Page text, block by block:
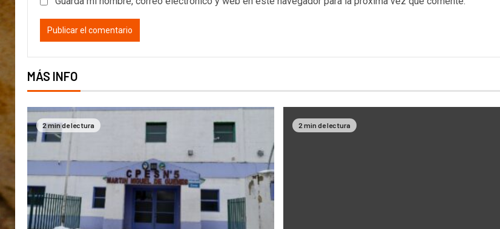
MÁS INFO
2 min de lectura 2 min de lectura